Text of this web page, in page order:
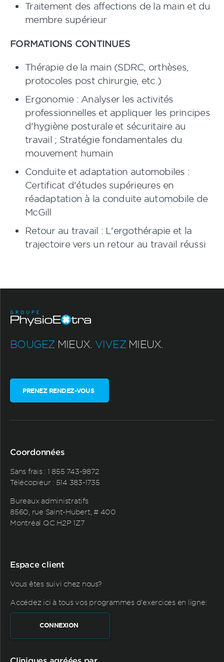
Traitement des affections de la main et du
membre supérieur
FORMATIONS CONTINUES
Thérapie de la main (SDRC, orthèses,
protocoles post chirurgie, etc.)
Ergonomie : Analyser les activités
professionnelles et appliquer les principes
d'hygiène posturale et sécuritaire au
travail ; Stratégie fondamentales du
mouvement humain
Conduite et adaptation automobiles :
Certificat d'études supérieures en
réadaptation à la conduite automobile de
McGill
Retour au travail : L'ergothérapie et la
trajectoire vers un retour au travail réussi
BOUGEZ MIEUX. VIVEZ MIEUX.
PRENEZ RENDEZ-VOUS
Coordonnées
Sans frais : 1 855 743-9872
Télécopieur : 514 383-1735
Bureaux administratifs
8560, rue Saint-Hubert, # 400
Montréal QC H2P 1Z7
Espace client
Vous êtes suivi chez nous?
Accédez ici à tous vos programmes d'exercices en ligne:
CONNEXION
Cliniques agréées par